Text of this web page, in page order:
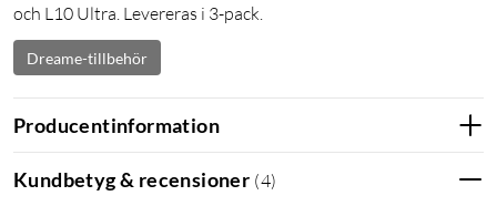
och L10 Ultra. Levereras i 3-pack.
Dreame-tillbehör
Producentinformation
Kundbetyg & recensioner (4)